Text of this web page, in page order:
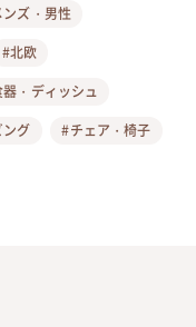
ズ・男性
#北欧
・ディッシュ
グ
#チェア・椅子